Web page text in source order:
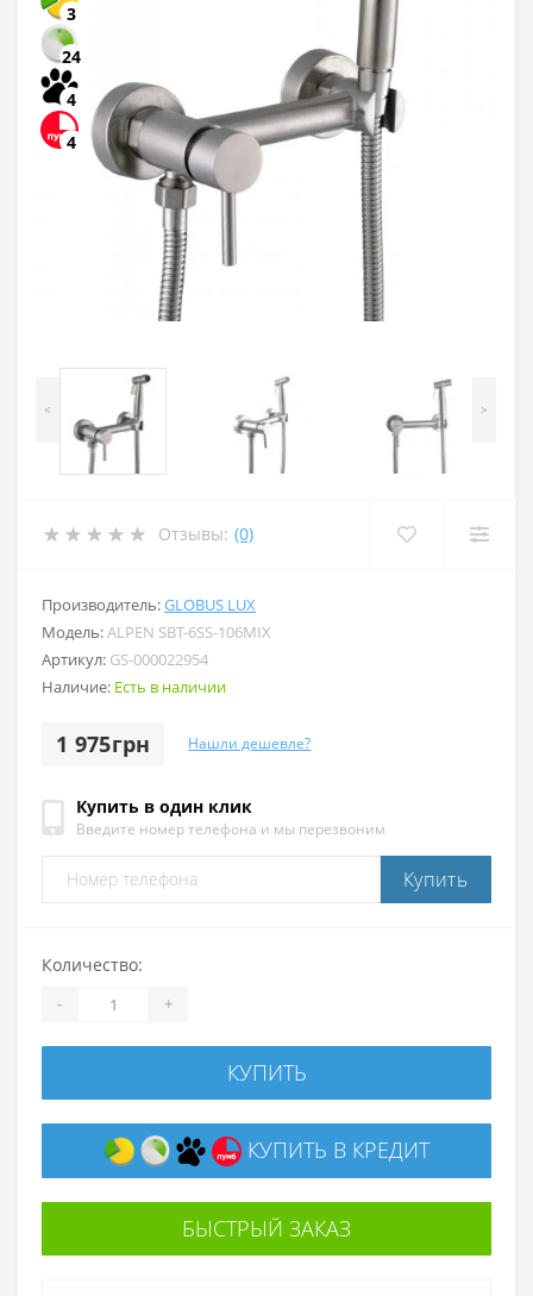
3
24
4
4
< >
Отзывы: (0)
Производитель:GLOBUS LUX
Модель:ALPEN SBT-6SS-106MIX
Артикул: GS-000022954
Наличие: Есть в наличии
1 975грн Нашли дешевле?
Купить в один клик
Введите номер телефона и мы перезвоним
Купить
Количество:
- +
КУПИТЬ
КУПИТЬ В КРЕДИТ
БЫСТРЫЙ ЗАКАЗ